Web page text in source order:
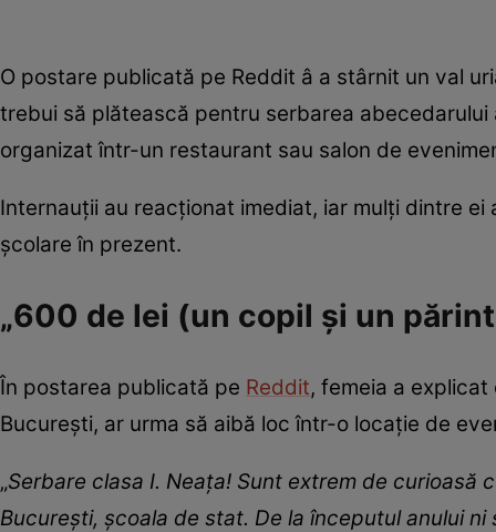
O postare publicată pe Reddit â a stârnit un val
trebui să plătească pentru serbarea abecedarului
organizat într-un restaurant sau salon de
Internauții au reacționat imediat, iar mulți dintre
școlare în prezent.
„600 de lei (un copil și un
În postarea publicată pe Reddit, femeia a
București, ar urma să aibă loc într-o locație de
„Serbare clasa I. Neața! Sunt extrem de curioasă
București, școala de stat. De la începutul anului